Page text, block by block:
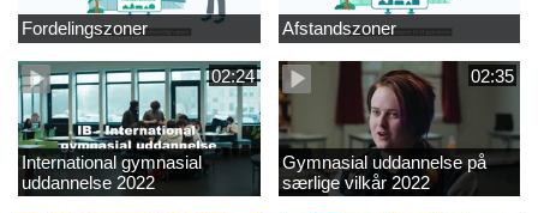
Fordelingszoner Afstandszoner
02:24
International gymnasial
uddannelse 2022
02:35
Gymnasial uddannelse på
særlige vilkår 2022